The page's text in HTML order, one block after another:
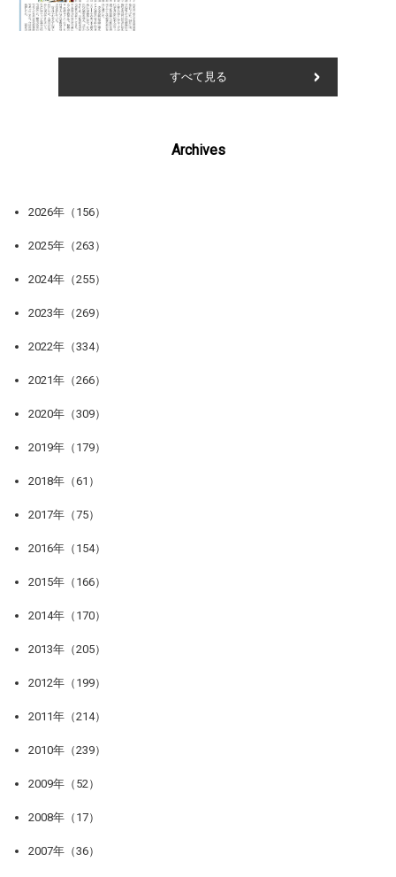
すべて見る
Archives
2026年（156）
2025年（263）
2024年（255）
2023年（269）
2022年（334）
2021年（266）
2020年（309）
2019年（179）
2018年（61）
2017年（75）
2016年（154）
2015年（166）
2014年（170）
2013年（205）
2012年（199）
2011年（214）
2010年（239）
2009年（52）
2008年（17）
2007年（36）